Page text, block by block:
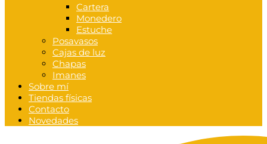
Cartera
Monedero
Estuche
Posavasos
Cajas de luz
Chapas
Imanes
Sobre mí
Tiendas físicas
Contacto
Novedades